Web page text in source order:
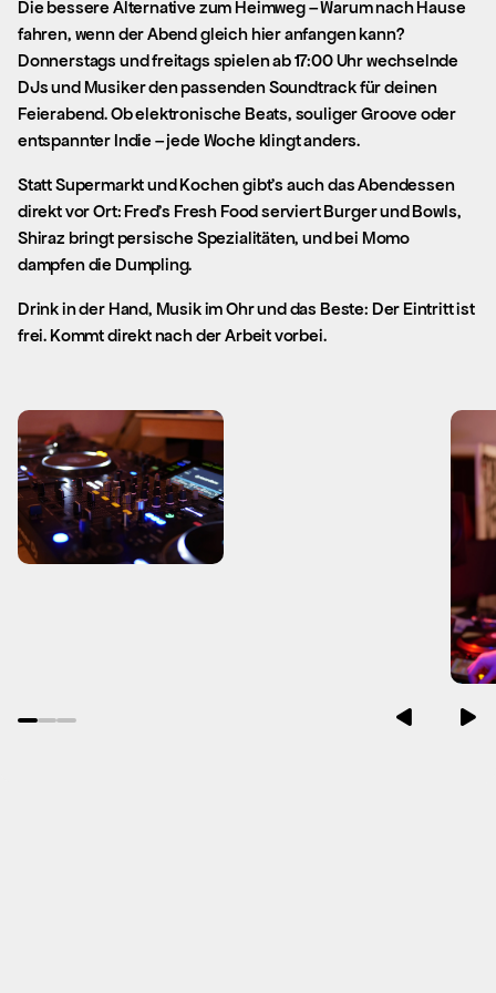
Die bessere Alternative zum Heimweg – Warum nach Hause
fahren, wenn der Abend gleich hier anfangen kann?
Donnerstags und freitags spielen ab 17:00 Uhr wechselnde
DJs und Musiker den passenden Soundtrack für deinen
Feierabend. Ob elektronische Beats, souliger Groove oder
entspannter Indie – jede Woche klingt anders.
Statt Supermarkt und Kochen gibt’s auch das Abendessen
direkt vor Ort: Fred’s Fresh Food serviert Burger und Bowls,
Shiraz bringt persische Spezialitäten, und bei Momo
dampfen die Dumpling.
Drink in der Hand, Musik im Ohr und das Beste: Der Eintritt ist
frei. Kommt direkt nach der Arbeit vorbei.